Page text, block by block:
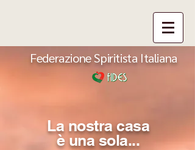
Federazione Spiritista Italiana
La nostra casa
è una sola...